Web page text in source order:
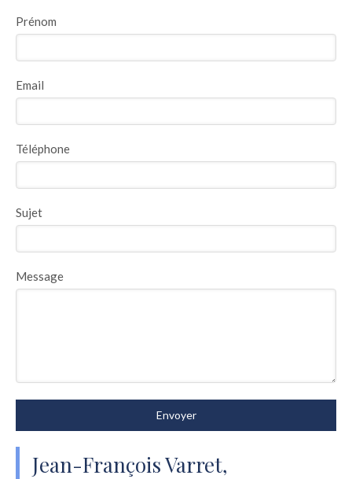
Prénom
Email
Téléphone
Sujet
Message
Envoyer
Jean-François Varret,